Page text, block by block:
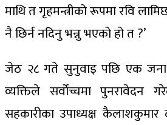
माथि त गृहमन्त्रीको रूपमा रवि
नै छिर्न नदिनु भन्नु भएको हो त ?’
जेठ २८ गते सुनुवाइ पछि एक जना
व्यक्तिले सर्वोच्चमा पुनरावेदन
सहकारीका उपाध्यक्ष कैलाशकुमार